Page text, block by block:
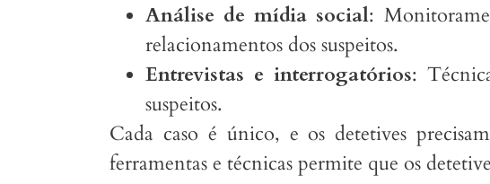
Análise de mídia social:
relacionamentos dos suspeitos.
Entrevistas e interrogatórios:
suspeitos.
Cada caso é único, e os detetives
ferramentas e técnicas permite que os